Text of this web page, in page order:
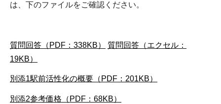
は、下のファイルをご確認ください。
質問回答（PDF：338KB）
質問回答（エクセル：
19KB）
別添1駅前活性化の概要（PDF：201KB）
別添2参考価格（PDF：68KB）